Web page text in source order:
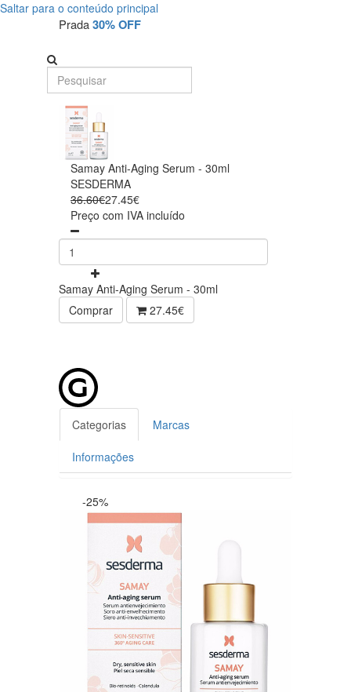
Saltar para o conteúdo principal
Prada30% OFF
Samay Anti-Aging Serum - 30ml
SESDERMA
36.60€27.45€
Preço com IVA incluído
Samay Anti-Aging Serum - 30ml
Comprar
27.45€
Categorias Marcas
Informações
-25%